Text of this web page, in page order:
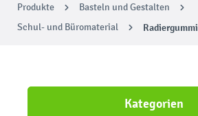
Produkte
Basteln und Gestalten
Schul- und Büromaterial
Radiergummi
Kategorien